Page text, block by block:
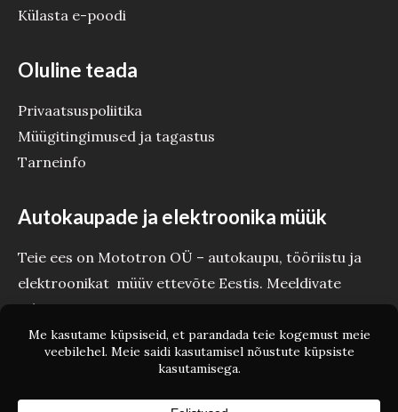
Külasta e-poodi
Oluline teada
Privaatsuspoliitika
Müügitingimused ja tagastus
Tarneinfo
Autokaupade ja elektroonika müük
Teie ees on Mototron OÜ – autokaupu, tööriistu ja
elektroonikat müüv ettevõte Eestis. Meeldivate
tehinguteni Teie Mototron!
Copyright © Mototron.ee 2026 Mototron OÜ - Autokaubad ja